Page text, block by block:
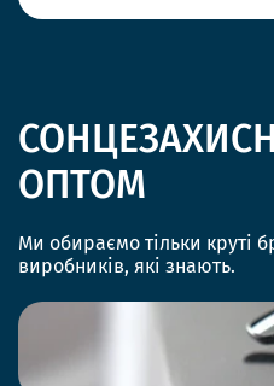
ОПТОМ
Ми обираємо тільки круті
виробників, які знають.